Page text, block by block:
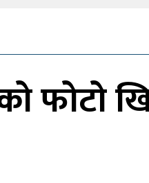
फोटो